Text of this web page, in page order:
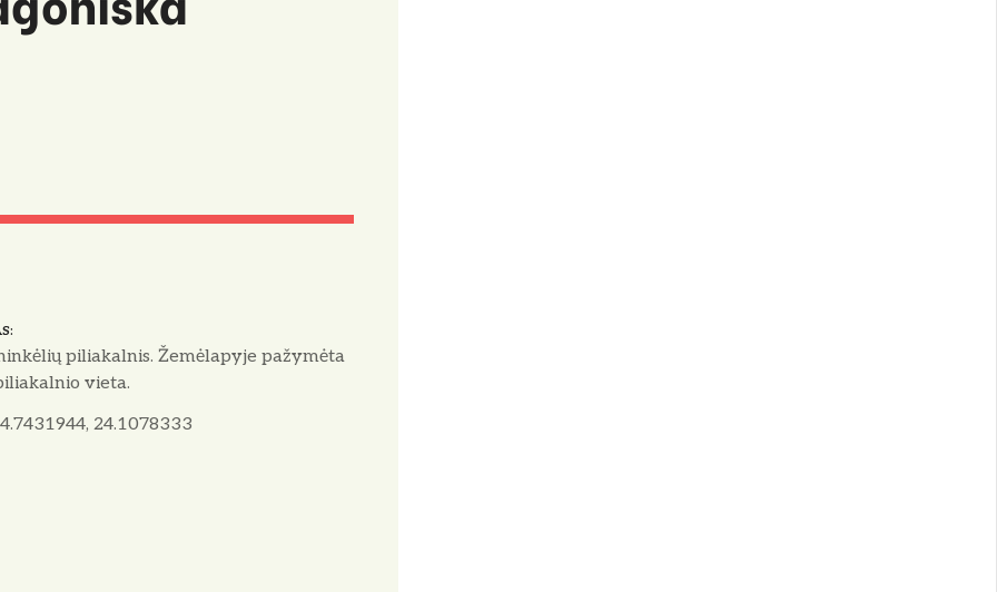
piliakalnis. Žemėlapyje pažymėta
vieta.
24.1078333